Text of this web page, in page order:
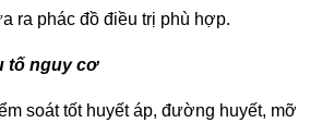
ra phác đồ điều trị phù hợp.
tố nguy cơ
soát tốt huyết áp, đường huyết, mỡ